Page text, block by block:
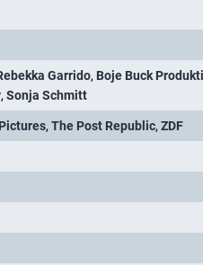
Garrido, Boje Buck
, Sonja Schmitt
, The Post Republic, ZDF